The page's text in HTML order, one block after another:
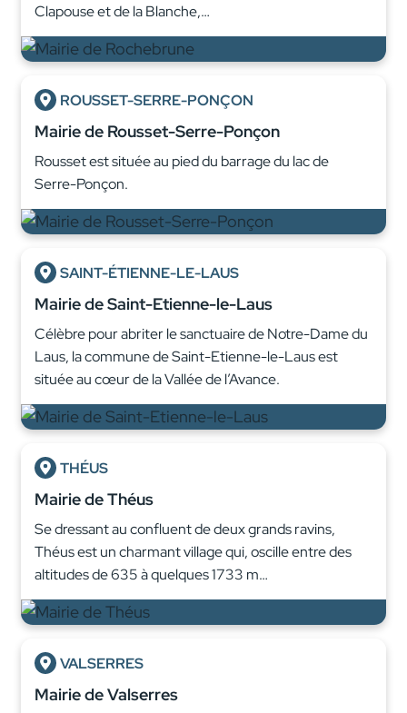
Clapouse et de la Blanche,…
ROUSSET-SERRE-PONÇON
Mairie de Rousset-Serre-Ponçon
Rousset est située au pied du barrage du lac de
Serre-Ponçon.
SAINT-ÉTIENNE-LE-LAUS
Mairie de Saint-Etienne-le-Laus
Célèbre pour abriter le sanctuaire de Notre-Dame du
Laus, la commune de Saint-Etienne-le-Laus est
située au cœur de la Vallée de l’Avance.
THÉUS
Mairie de Théus
Se dressant au confluent de deux grands ravins,
Théus est un charmant village qui, oscille entre des
altitudes de 635 à quelques 1733 m…
VALSERRES
Mairie de Valserres